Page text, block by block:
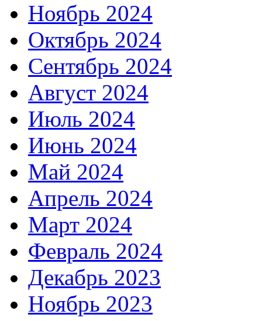
Ноябрь 2024
Октябрь 2024
Сентябрь 2024
Август 2024
Июль 2024
Июнь 2024
Май 2024
Апрель 2024
Март 2024
Февраль 2024
Декабрь 2023
Ноябрь 2023